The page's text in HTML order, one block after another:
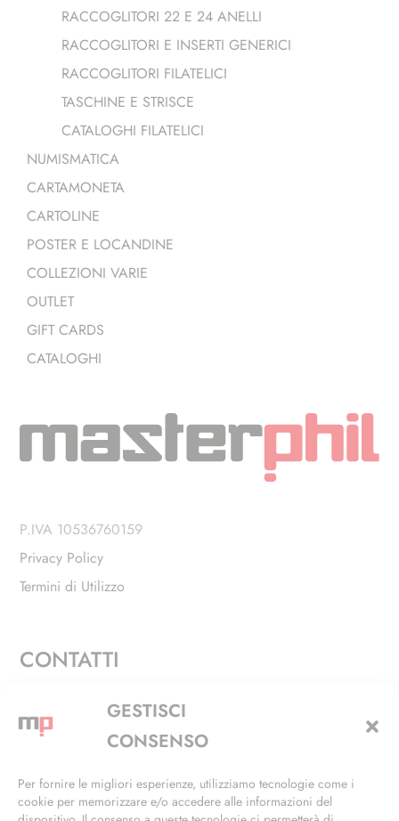
GESTISCI
CONSENSO
Per fornire le migliori esperienze, utilizziamo tecnologie come i
cookie per memorizzare e/o accedere alle informazioni del
RACCOGLITORI 22 E 24 ANELLI
RACCOGLITORI E INSERTI GENERICI
RACCOGLITORI FILATELICI
TASCHINE E STRISCE
CATALOGHI FILATELICI
NUMISMATICA
CARTAMONETA
CARTOLINE
POSTER E LOCANDINE
COLLEZIONI VARIE
OUTLET
GIFT CARDS
CATALOGHI
P.IVA 10536760159
Privacy Policy
Termini di Utilizzo
CONTATTI
Via Alfieri, 27 - Trezzano Sul Naviglio (MI)
+39 02 4846 3155
info@masterphil.it